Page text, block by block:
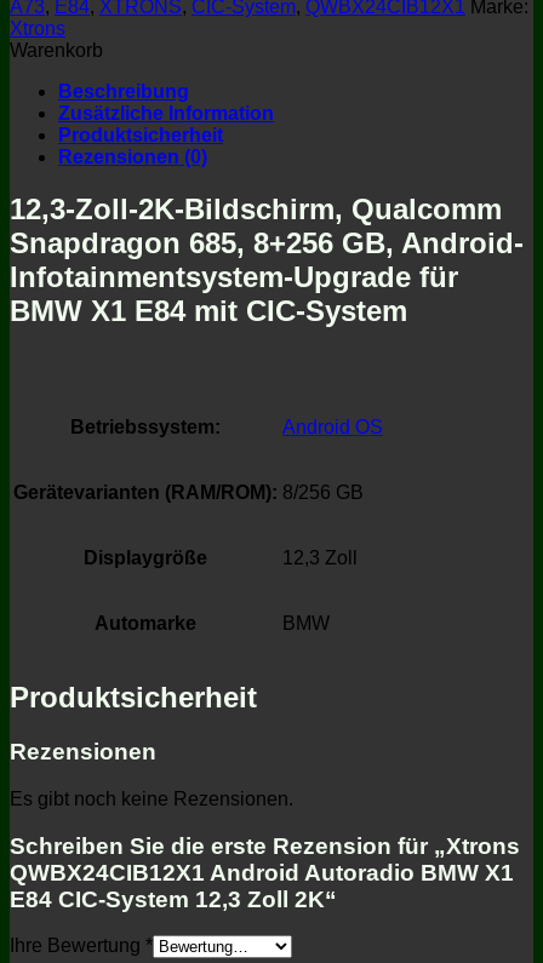
CIC-
System
12,3
Zoll
2K
Menge
A73, E84, XTRONS, CIC-System, QWBX24CIB12X1 Marke:
Xtrons
Warenkorb
Beschreibung
Zusätzliche Information
Produktsicherheit
Rezensionen (0)
12,3-Zoll-2K-Bildschirm, Qualcomm
Snapdragon 685, 8+256 GB, Android-
Infotainmentsystem-Upgrade für
BMW X1 E84 mit CIC-System
Betriebssystem: Android OS
Gerätevarianten (RAM/ROM): 8/256 GB
Displaygröße 12,3 Zoll
Automarke BMW
Produktsicherheit
Rezensionen
Es gibt noch keine Rezensionen.
Schreiben Sie die erste Rezension für „Xtrons
QWBX24CIB12X1 Android Autoradio BMW X1
E84 CIC-System 12,3 Zoll 2K“
Ihre Bewertung *